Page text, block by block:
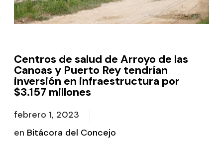
Centros de salud de Arroyo de las
Canoas y Puerto Rey tendrían
inversión en infraestructura por
$3.157 millones
febrero 1, 2023
en Bitácora del Concejo